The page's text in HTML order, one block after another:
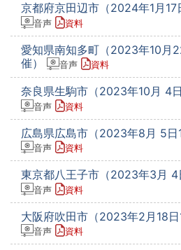
京都府京田辺市（2024年1月17
音声 資料
愛知県南知多町（2023年10月
催）
音声 資料
奈良県生駒市（2023年10月 4
音声 資料
広島県広島市（2023年8月 5日
音声 資料
東京都八王子市（2023年3月 4
音声 資料
大阪府吹田市（2023年2月18日
音声 資料